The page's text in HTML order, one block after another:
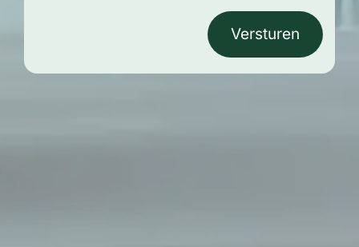
Versturen